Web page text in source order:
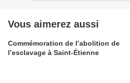
Vous aimerez aussi
Commémoration de l’abolition de
l’esclavage à Saint-Étienne